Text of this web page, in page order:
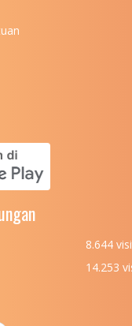
NEGERI MANADO
NEGERI MEDAN
NEGERI PADANG
NUSA CENDANA
PADJADJARAN
PATTIMURA
JAKARTA
PEMBANGUNAN
JAWA TIMUR
8.644
14.253